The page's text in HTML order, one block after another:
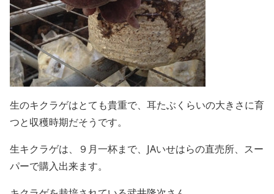
生のキクラゲはとても貴重で、耳たぶくらいの大きさに育
つと収穫時期だそうです。
生キクラゲは、９月一杯まで、JAいせはらの直売所、スー
パーで購入出来ます。